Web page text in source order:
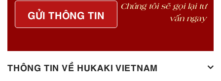
GỬI THÔNG TIN
Chúng tôi sẽ gọi lại tư
vấn ngay
THÔNG TIN VỀ HUKAKI VIETNAM